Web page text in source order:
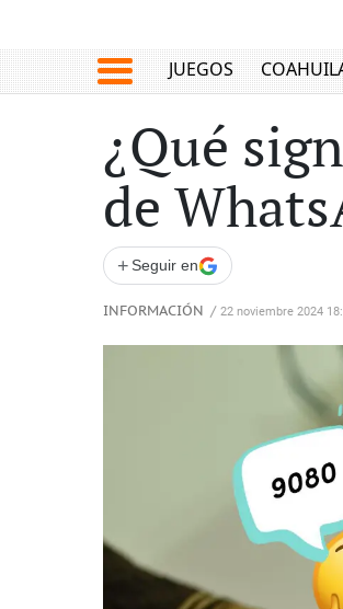
JUEGOS
¿Qué
de
+ Seguir en
INFORMACIÓN / 22 noviembre 2024